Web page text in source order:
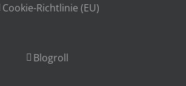
Cookie-Richtlinie (EU)
Blogroll